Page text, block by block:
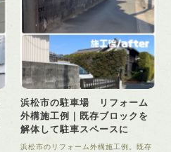
浜松市の駐車場 リフォーム
外構施工例｜既存ブロックを
解体して駐車スペースに
浜松市のリフォーム外構施工例。既存